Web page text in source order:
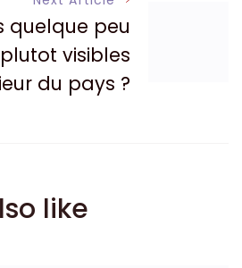
quelque peu
visibles
du pays ?
like